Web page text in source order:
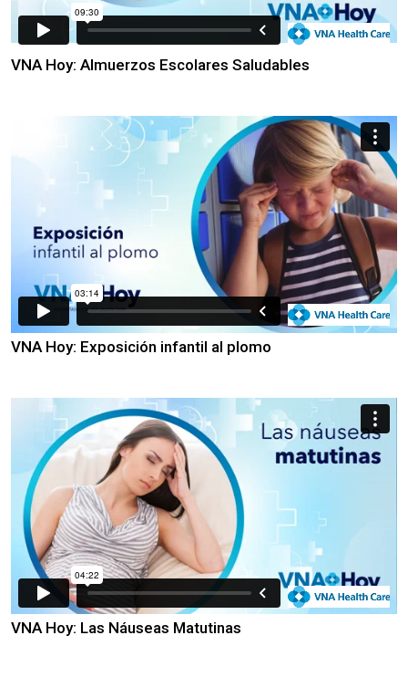
VNA Hoy: Almuerzos Escolares Saludables
VNA Hoy: Exposición infantil al plomo
VNA Hoy: Las Náuseas Matutinas